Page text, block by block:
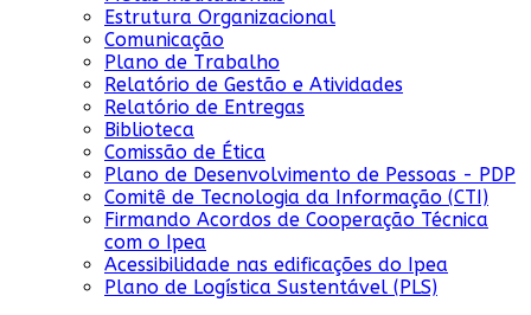
Estrutura Organizacional
Comunicação
Plano de Trabalho
Relatório de Gestão e Atividades
Relatório de Entregas
Biblioteca
Comissão de Ética
Plano de Desenvolvimento de Pessoas - PDP
Comitê de Tecnologia da Informação (CTI)
Firmando Acordos de Cooperação Técnica
com o Ipea
Acessibilidade nas edificações do Ipea
Plano de Logística Sustentável (PLS)